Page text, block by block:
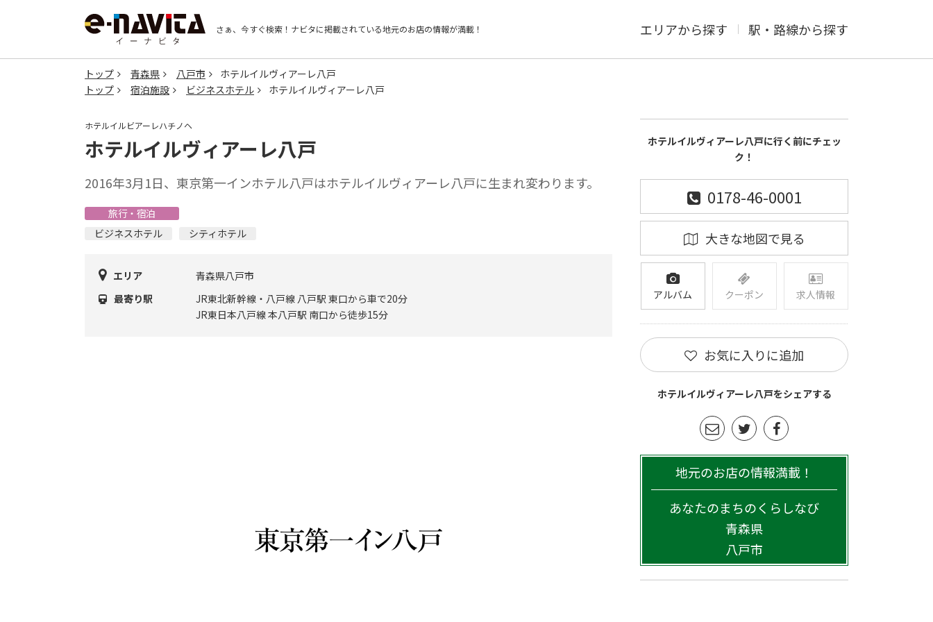
さぁ、今すぐ検索！ ナビタに掲載されている地元のお店の情報が満載！ エリアから探す 駅・路線から探す
トップ 青森県 八戸市
ホテルイルヴィアーレ八戸
トップ
宿泊施設 ビジネスホテル ホテルイルヴィアーレ八戸
ホテルイルビアーレハチノヘ
ホテルイルヴィアーレ八戸
2016年3月1日、東京第一インホテル八戸はホテルイルヴィアーレ八戸に生まれ変わります。
旅行・宿泊
ビジネスホテル
シティホテル
エリア
青森県八戸市
最寄り駅
JR東北新幹線・八戸線 八戸駅 東口から車で20分
JR東日本八戸線 本八戸駅 南口から徒歩15分
ホテルイルヴィアーレ八戸に行く前にチェッ
ク！
0178-46-0001
大きな地図で見る
アルバム クーポン 求人情報
お気に入りに追加
ホテルイルヴィアーレ八戸をシェアする
地元のお店の情報満載！
あなたのまちのくらしなび
青森県
八戸市